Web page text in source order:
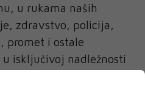
u rukama naših
zdravstvo, policija,
promet i ostale
isključivoj nadležnosti